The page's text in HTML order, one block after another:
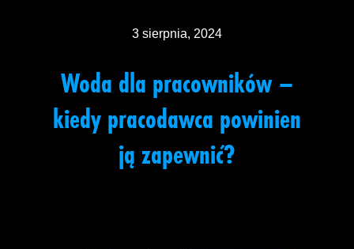
3 sierpnia, 2024
Woda dla pracowników –
kiedy pracodawca powinien
ją zapewnić?